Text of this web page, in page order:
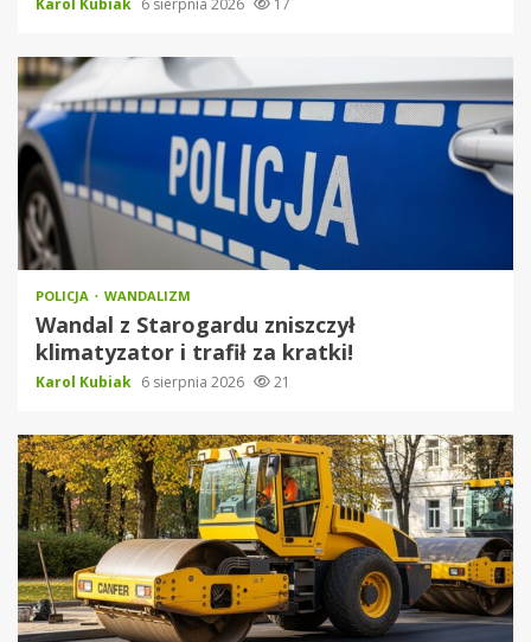
Karol Kubiak 6 sierpnia 2026 17
POLICJA WANDALIZM
Wandal z Starogardu zniszczył
klimatyzator i trafił za kratki!
Karol Kubiak 6 sierpnia 2026 21